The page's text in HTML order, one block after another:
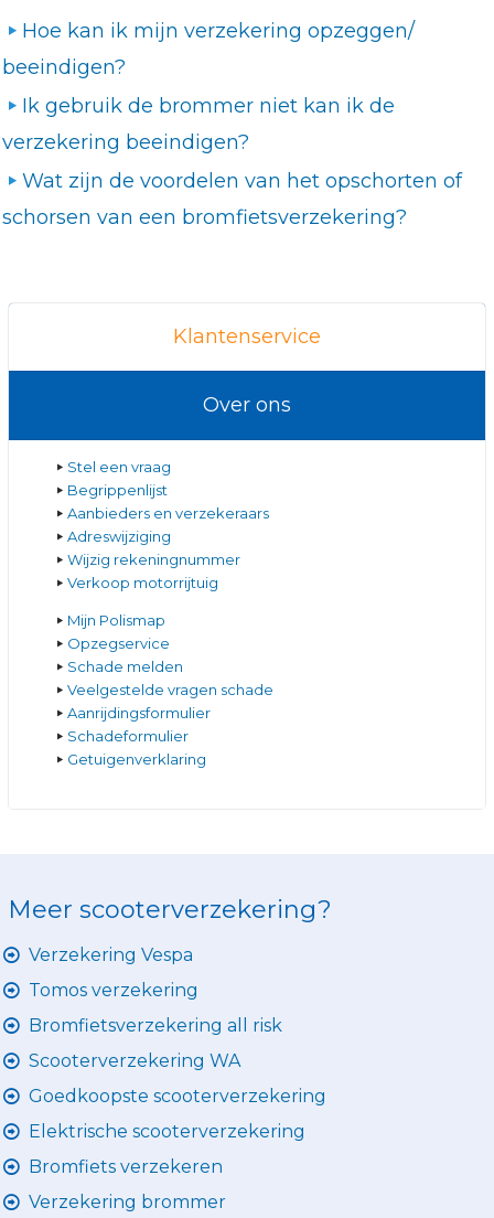
Hoe kan ik mijn verzekering opzeggen/
beeindigen?
Ik gebruik de brommer niet kan ik de
verzekering beeindigen?
Wat zijn de voordelen van het opschorten of
schorsen van een bromfietsverzekering?
Klantenservice
Over ons
Stel een vraag
Begrippenlijst
Aanbieders en verzekeraars
Adreswijziging
Wijzig rekeningnummer
Verkoop motorrijtuig
Mijn Polismap
Opzegservice
Schade melden
Veelgestelde vragen schade
Aanrijdingsformulier
Schadeformulier
Getuigenverklaring
Meer scooterverzekering?
Verzekering Vespa
Tomos verzekering
Bromfietsverzekering all risk
Scooterverzekering WA
Goedkoopste scooterverzekering
Elektrische scooterverzekering
Bromfiets verzekeren
Verzekering brommer